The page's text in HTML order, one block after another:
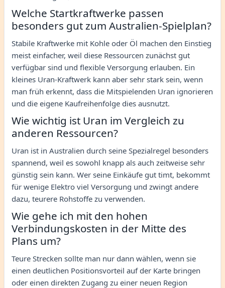
Welche Startkraftwerke passen
besonders gut zum Australien-Spielplan?
Stabile Kraftwerke mit Kohle oder Öl machen den Einstieg
meist einfacher, weil diese Ressourcen zunächst gut
verfügbar sind und flexible Versorgung erlauben. Ein
kleines Uran-Kraftwerk kann aber sehr stark sein, wenn
man früh erkennt, dass die Mitspielenden Uran ignorieren
und die eigene Kaufreihenfolge dies ausnutzt.
Wie wichtig ist Uran im Vergleich zu
anderen Ressourcen?
Uran ist in Australien durch seine Spezialregel besonders
spannend, weil es sowohl knapp als auch zeitweise sehr
günstig sein kann. Wer seine Einkäufe gut timt, bekommt
für wenige Elektro viel Versorgung und zwingt andere
dazu, teurere Rohstoffe zu verwenden.
Wie gehe ich mit den hohen
Verbindungskosten in der Mitte des
Plans um?
Teure Strecken sollte man nur dann wählen, wenn sie
einen deutlichen Positionsvorteil auf der Karte bringen
oder einen direkten Zugang zu einer neuen Region